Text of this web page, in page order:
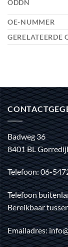
ODDN
OE-NUMMER
GERELATEERDE
Badweg 36
8401 BL
Telefoon: 06-
Telefoon
Bereikbaar
Emailadres: